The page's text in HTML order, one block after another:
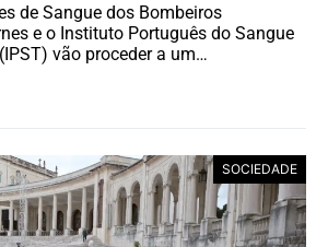
de Sangue dos Bombeiros
e o Instituto Português do Sangue
vão proceder a um…
SOCIEDADE